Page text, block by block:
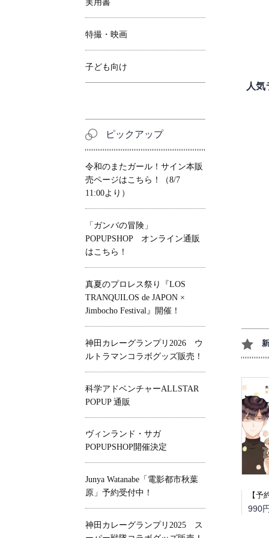
人気
990
実用書
特撮・映画
子ども向け
ピックアップ
令和のまたガール！サイン本販
売ページはこちら！（8/7
11:00より）
「ガンバの冒険」
POPUPSHOP オンライン通販
はこちら！
真夏のプロレス祭り『LOS
TRANQUILOS de JAPON ×
Jimbocho Festival』開催！
神田カレーグランプリ2026 ウ
ルトラマンコラボグッズ販売！
科学アドベンチャーALLSTAR
POPUP 通販
ヴィンランド・サガ
POPUPSHOP開催決定
Junya Watanabe「電影都市秋葉
原」予約受付中！
神田カレーグランプリ2025 ス